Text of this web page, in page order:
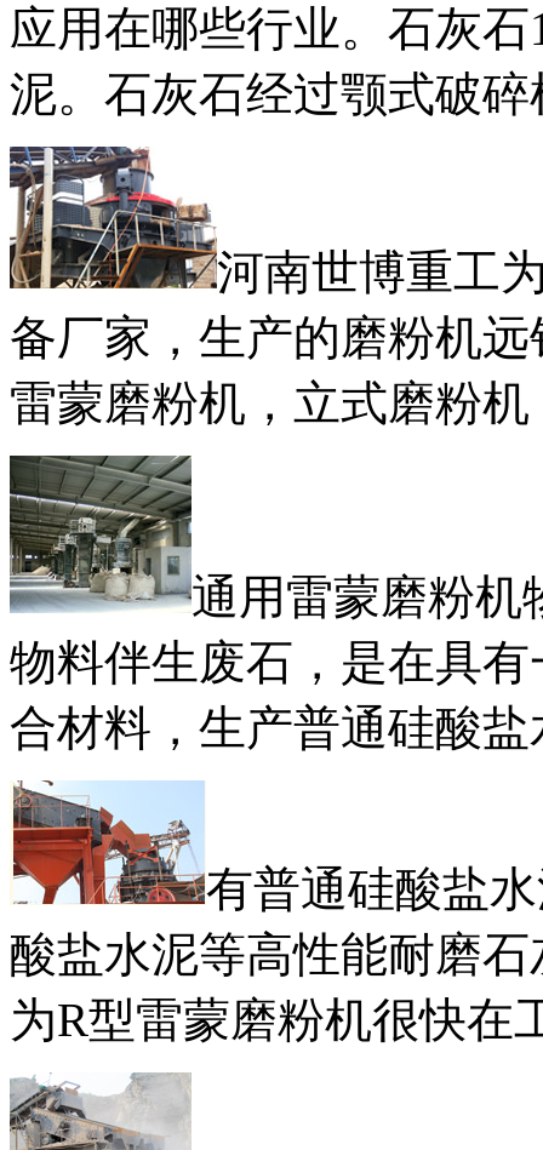
应用在哪些行业。石灰
泥。石灰石经过颚式破
河南世博重工
备厂家，生产的磨粉机
雷蒙磨粉机，立式磨粉
通用雷蒙磨粉机
物料伴生废石，是在具
合材料，生产普通硅酸
有普通硅酸盐
酸盐水泥等高性能耐磨
为R型雷蒙磨粉机很快在